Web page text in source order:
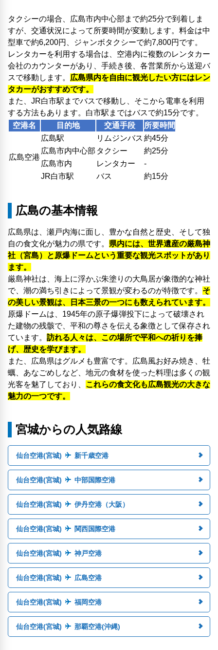
タクシーの場合、広島市内中心部まで約25分で到着しま
すが、交通状況によって所要時間が変動します。料金は中
型車で約6,200円、ジャンボタクシーで約7,800円です。
レンタカーを利用する場合は、空港内に複数のレンタカー
会社のカウンターがあり、手続き後、各営業所から送迎バ
スで移動します。 広島県内を自由に観光したい方にはレン
タカーがおすすめです。
また、JR白市駅までバスで移動し、そこから電車を利用
する方法もあります。白市駅まではバスで約15分です。
空港名
目的地 交通手段 所要時間
広島空港
広島駅 リムジンバス 約45分
広島市内中心部 タクシー
約25分
広島市内
レンタカー
-
JR白市駅
バス 約15分
広島の基本情報
広島県は、瀬戸内海に面し、豊かな自然と歴史、そして独
自の食文化が魅力の県です。 県内には、世界遺産の厳島神
社（宮島）と原爆ドームという重要な観光スポットがあり
ます。
厳島神社は、海上に浮かぶ朱塗りの大鳥居が象徴的な神社
で、潮の満ち引きによって景観が変わるのが特徴です。 そ
の美しい景観は、日本三景の一つにも数えられています。
原爆ドームは、1945年の原子爆弾投下によって破壊され
た建物の残骸で、平和の尊さを伝える象徴として保存され
ています。 訪れる人々は、この場所で平和への祈りを捧
げ、歴史を学びます。
また、広島県はグルメも豊富です。広島風お好み焼き、牡
蠣、あなごめしなど、地元の食材を使った料理は多くの観
光客を魅了しており、 これらの食文化も広島観光の大きな
魅力の一つです。
宮城からの人気路線
仙台空港(宮城) 新千歳空港
仙台空港(宮城) 中部国際空港
仙台空港(宮城) 伊丹空港（大阪）
仙台空港(宮城) 関西国際空港
仙台空港(宮城) 神戸空港
仙台空港(宮城) 広島空港
仙台空港(宮城) 福岡空港
仙台空港(宮城) 那覇空港(沖縄)